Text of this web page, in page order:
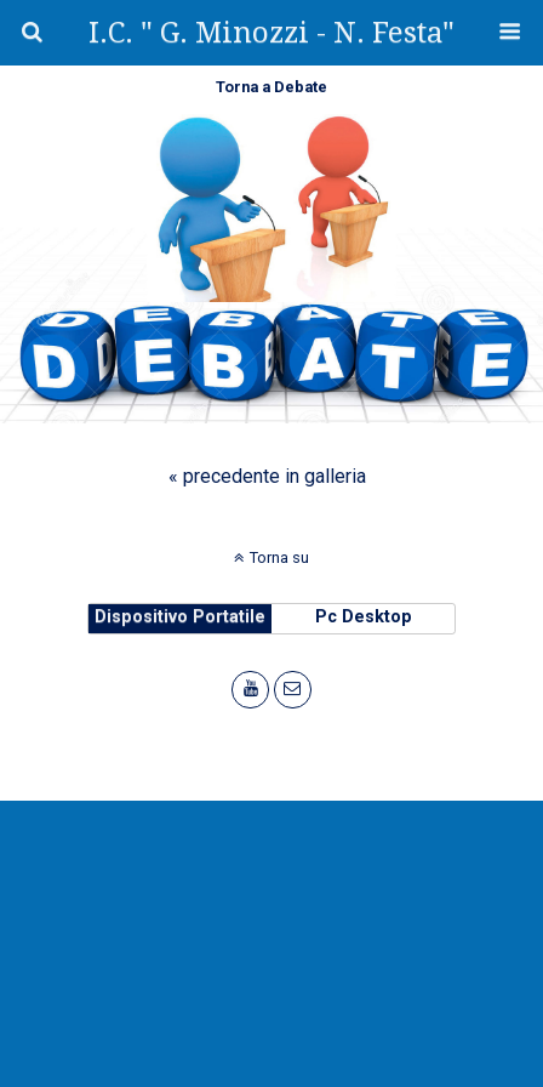
I.C. " G. Minozzi - N. Festa"
Torna a Debate
« precedente in galleria
Torna su
Dispositivo Portatile Pc Desktop